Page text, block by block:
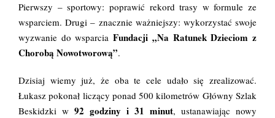
Pierwszy – sportowy: poprawić rekord trasy w formule ze
wsparciem. Drugi – znacznie ważniejszy: wykorzystać swoje
wyzwanie do wsparciaFundacji „Na Ratunek Dzieciom z
Chorobą Nowotworową”.
Dzisiaj wiemy już, że oba te cele udało się zrealizować.
Łukasz pokonał liczący ponad 500 kilometrów Główny Szlak
Beskidzki w 92 godziny i 31 minut, ustanawiając nowy